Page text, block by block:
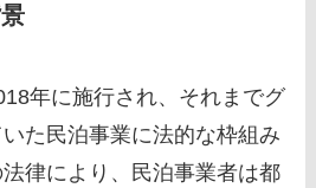
年に施行され、それまでグ
た民泊事業に法的な枠組み
律により、民泊事業者は都